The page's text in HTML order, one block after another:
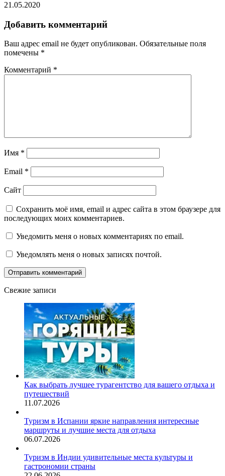
21.05.2020
Добавить комментарий
Ваш адрес email не будет опубликован. Обязательные поля
помечены *
Комментарий *
Имя *
Email *
Сайт
Сохранить моё имя, email и адрес сайта в этом браузере для
последующих моих комментариев.
Уведомить меня о новых комментариях по email.
Уведомлять меня о новых записях почтой.
Свежие записи
Как выбрать лучшее турагентство для вашего отдыха и
путешествий
11.07.2026
Туризм в Испании яркие направления интересные
маршруты и лучшие места для отдыха
06.07.2026
Туризм в Индии удивительные места культуры и
гастрономии страны